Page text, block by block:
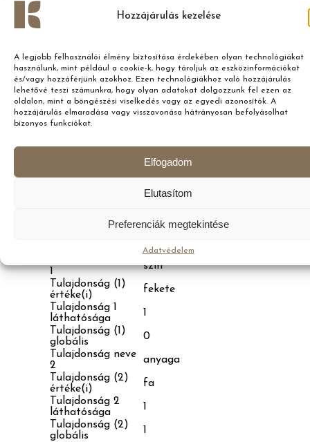
Hozzájárulás kezelése
A legjobb felhasználói élmény biztosítása érdekében olyan technológiákat
használunk, mint például a cookie-k, hogy tároljuk az eszközinformációkat
és/vagy hozzáférjünk azokhoz. Ezen technológiákhoz való hozzájárulás
lehetővé teszi számunkra, hogy olyan adatokat dolgozzunk fel ezen az
oldalon, mint a böngészési viselkedés vagy az egyedi azonosítók. A
hozzájárulás elmaradása vagy visszavonása hátrányosan befolyásolhat
bizonyos funkciókat.
Elfogadom
Elutasítom
Preferenciák megtekintése
Adatvédelem
Kösz, hogy megvetted, kövess
Normál ár
19990
Kategória
Kategória 1, Kategória 1 >
Címkék
Tag 1, Tag 2
Szállítási osztály
Name
Képek
http://webshopom.hu/image.jpg,
http://webshopom.hu/image2.jpg
Letöltési korlát
napok
n/a, vagy szám
id:100, vagy SKU-1
id:100, id:101, SKU-1, SKU-2
id:100, id:101, SKU-1, SKU-2
https://webshopom.hu/
1
1
szín
Tulajdonság (1)
értéke(i)
fekete
Tulajdonság 1
láthatósága
1
Tulajdonság (1)
globális
0
Tulajdonság neve
2
anyaga
Tulajdonság (2)
értéke(i)
fa
Tulajdonság 2
láthatósága
1
Tulajdonság (2)
globális
1